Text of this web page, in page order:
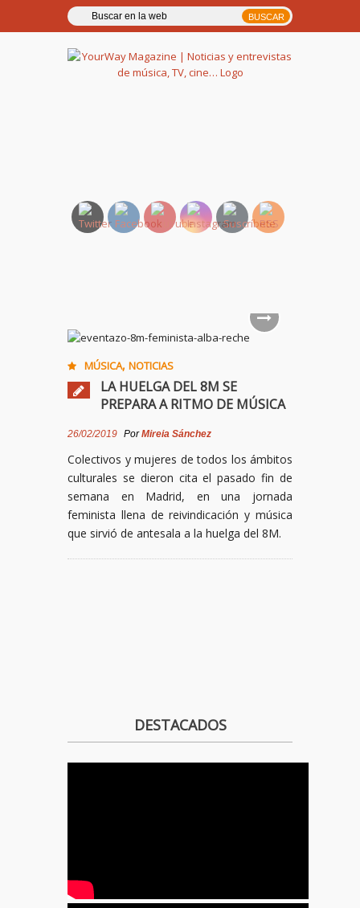
MÚSICA, NOTICIAS
LA HUELGA DEL 8M SE
PREPARA A RITMO DE MÚSICA
26/02/2019 PorMireia Sánchez
Colectivos y mujeres de todos los ámbitos
culturales se dieron cita el pasado fin de
semana en Madrid, en una jornada
feminista llena de reivindicación y música
que sirvió de antesala a la huelga del 8M.
DESTACADOS